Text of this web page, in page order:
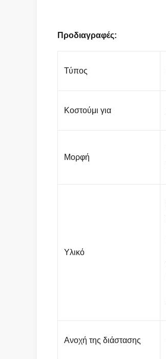
Προδιαγραφές:
Τύπος
Κοστούμι για
Μορφή
Υλικό
Ανοχή της διάστασης